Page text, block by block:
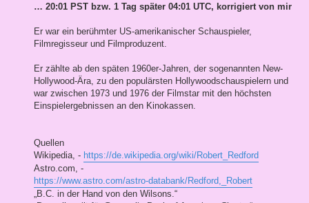
… 20:01 PST bzw. 1 Tag später 04:01 UTC, korrigiert von mir
Er war ein berühmter US-amerikanischer Schauspieler,
Filmregisseur und Filmproduzent.
Er zählte ab den späten 1960er-Jahren, der sogenannten New-
Hollywood-Ära, zu den populärsten Hollywoodschauspielern und
war zwischen 1973 und 1976 der Filmstar mit den höchsten
Einspielergebnissen an den Kinokassen.
Quellen
Wikipedia, - https://de.wikipedia.org/wiki/Robert_Redford
Astro.com, -
https://www.astro.com/astro-databank/Redford,_Robert
„B.C. in der Hand von den Wilsons.“